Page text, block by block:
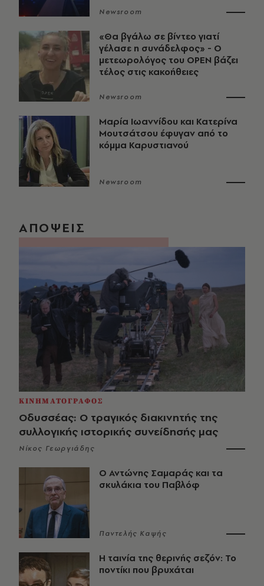
Newsroom
«Θα βγάλω σε βίντεο γιατί
γέλασε η συνάδελφος» - Ο
μετεωρολόγος του OPEN βάζει
τέλος στις κακοήθειες
Newsroom
Μαρία Ιωαννίδου και Κατερίνα
Μουτσάτσου έφυγαν από το
κόμμα Καρυστιανού
Newsroom
ΑΠΟΨΕΙΣ
ΚΙΝΗΜΑΤΟΓΡΑΦΟΣ
Οδυσσέας: Ο τραγικός διακινητής της
συλλογικής ιστορικής συνείδησής μας
Νίκος Γεωργιάδης
Ο Αντώνης Σαμαράς και τα
σκυλάκια του Παβλόφ
Παντελής Καψής
Η ταινία της θερινής σεζόν: Το
ποντίκι που βρυχάται